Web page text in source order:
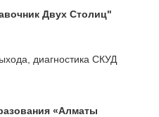
Двух Столиц"
диагностика СКУД
«Алматы